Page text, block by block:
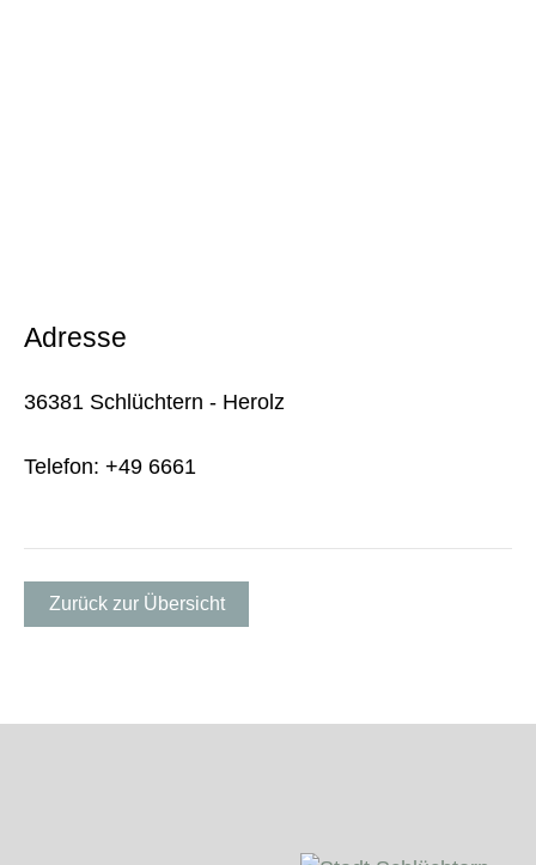
Adresse
36381 Schlüchtern - Herolz
Telefon: +49 6661
Zurück zur Übersicht